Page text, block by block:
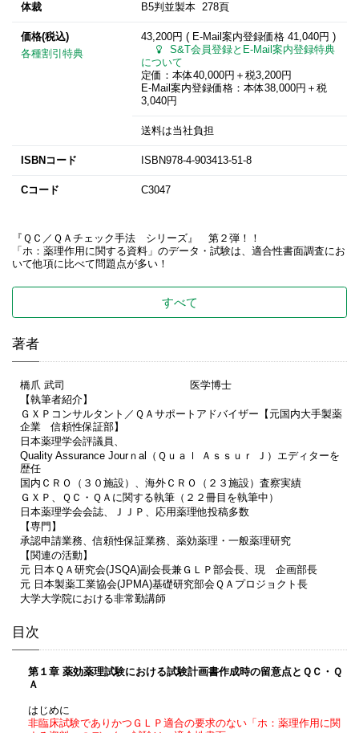
体裁 B5判並製本 278頁
価格(税込)
各種割引特典
43,200円 ( E-Mail案内登録価格 41,040円 )
S&T会員登録とE-Mail案内登録特典
について
定価：本体40,000円＋税3,200円
E-Mail案内登録価格：本体38,000円＋税
3,040円
送料は当社負担
ISBNコード ISBN978-4-903413-51-8
Cコード C3047
『ＱＣ／ＱＡチェック手法 シリーズ』 第２弾！！
「ホ：薬理作用に関する資料」のデータ・試験は、適合性書面調査にお
いて他項に比べて問題点が多い！
すべて
著者
橋爪 武司
医学博士
【執筆者紹介】
ＧＸＰコンサルタント／ＱＡサポートアドバイザー【元国内大手製薬
企業 信頼性保証部】
日本薬理学会評議員、
Quality Assurance Jourｎal（Ｑｕａｌ Ａｓｓｕｒ Ｊ）エディターを
歴任
国内ＣＲＯ（３０施設）、海外ＣＲＯ（２３施設）査察実績
ＧＸＰ、ＱＣ・ＱＡに関する執筆（２２冊目を執筆中）
日本薬理学会会誌、ＪＪＰ、応用薬理他投稿多数
【専門】
承認申請業務、信頼性保証業務、薬効薬理・一般薬理研究
【関連の活動】
元 日本ＱＡ研究会(JSQA)副会長兼ＧＬＰ部会長、現 企画部長
元 日本製薬工業協会(JPMA)基礎研究部会ＱＡプロジョクト長
大学大学院における非常勤講師
目次
第１章 薬効薬理試験における試験計画書作成時の留意点とＱＣ・Ｑ
Ａ
はじめに
非臨床試験でありかつＧＬＰ適合の要求のない「ホ：薬理作用に関